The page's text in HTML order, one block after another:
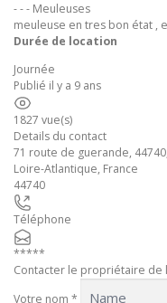
- - - Meuleuses
meuleuse en tres bon état ,
Durée de location
Journée
Publié il y a 9 ans
1827 vue(s)
Details du contact
71 route de guerande,
Loire-Atlantique, France
44740
Téléphone
*****
Contacter le propriétaire de
Votre nom *